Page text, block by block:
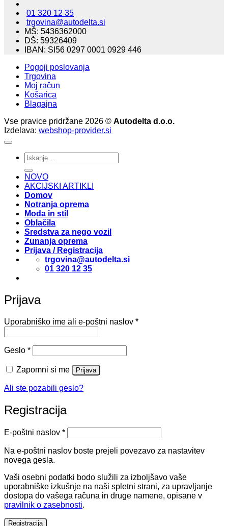
01 320 12 35
trgovina@autodelta.si
MŠ: 5436362000
DŠ: 59326409
IBAN: SI56 0297 0001 0929 446
Pogoji poslovanja
Trgovina
Moj račun
Košarica
Blagajna
Vse pravice pridržane 2026 © Autodelta d.o.o.
Izdelava: webshop-provider.si
Išči:
NOVO
AKCIJSKI ARTIKLI
Domov
Notranja oprema
Moda in stil
Oblačila
Sredstva za nego vozil
Zunanja oprema
Prijava / Registracija
trgovina@autodelta.si
01 320 12 35
Prijava
Uporabniško ime ali e-poštni naslov *Zahtevano
Geslo *Zahtevano
Zapomni si me Prijava
Ali ste pozabili geslo?
Registracija
E-poštni naslov *Zahtevano
Na e-poštni naslov boste prejeli povezavo za nastavitev
novega gesla.
Vaši osebni podatki bodo služili za izboljšavo vaše
uporabniške izkušnje na naši spletni strani, za upravljanje
dostopa do vašega računa in druge namene, opisane v
pravilnik o zasebnosti.
Registracija